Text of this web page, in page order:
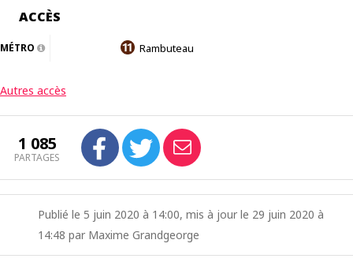
ACCÈS
MÉTRO Rambuteau
Autres accès
1 085
PARTAGES
Publié le 5 juin 2020 à 14:00, mis à jour le 29 juin 2020 à
14:48 par Maxime Grandgeorge